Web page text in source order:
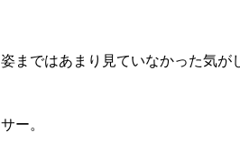
まではあまり見ていなかった気が
ー。